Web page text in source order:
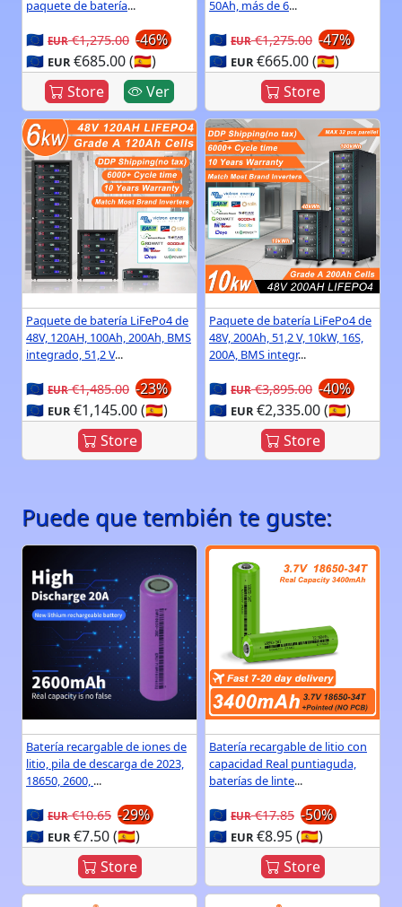
paquete de batería...
🇪🇺 EUR€1,275.00 -46%
🇪🇺 EUR€685.00 (🇪🇸)
Store
Ver
50Ah, más de 6...
🇪🇺 EUR€1,275.00 -47%
🇪🇺 EUR€665.00 (🇪🇸)
Store
Paquete de batería LiFePo4 de
48V, 120AH, 100Ah, 200Ah, BMS
integrado, 51,2 V...
🇪🇺 EUR€1,485.00 -23%
🇪🇺 EUR€1,145.00 (🇪🇸)
Store
Paquete de batería LiFePo4 de
48V, 200Ah, 51,2 V, 10kW, 16S,
200A, BMS integr...
🇪🇺 EUR€3,895.00 -40%
🇪🇺 EUR€2,335.00 (🇪🇸)
Store
Puede que tembién te guste:
Batería recargable de iones de
litio, pila de descarga de 2023,
18650, 2600, ...
🇪🇺 EUR€10.65 -29%
🇪🇺 EUR€7.50 (🇪🇸)
Store
Batería recargable de litio con
capacidad Real puntiaguda,
baterías de linte...
🇪🇺 EUR€17.85 -50%
🇪🇺 EUR€8.95 (🇪🇸)
Store